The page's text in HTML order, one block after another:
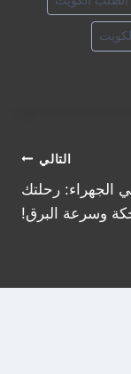
التالي
الجهراء: رحلتك
وسرعة البرق!